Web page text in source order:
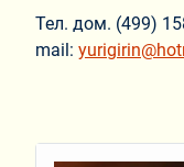
Тел. дом. (499)
mail: